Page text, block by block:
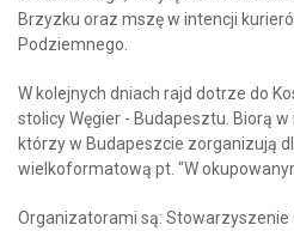
Brzyzku oraz mszę w intencji
Podziemnego.
W kolejnych dniach rajd dotrze do
stolicy Węgier - Budapesztu. Biorą
którzy w Budapeszcie zorganizują
wielkoformatową pt. "W
Organizatorami są: Stowarzyszenie